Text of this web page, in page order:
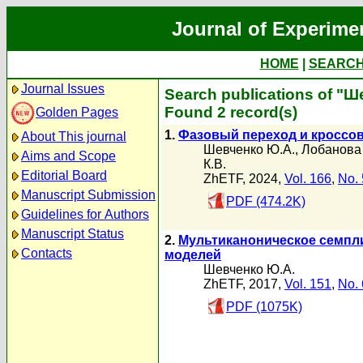
Journal of
HOME
Journal Issues
Golden Pages
About This journal
Aims and Scope
Editorial Board
Manuscript Submission
Guidelines for Authors
Manuscript Status
Contacts
Search publications of
Found 2 record(s)
1. Фазовый переход и
Шевченко Ю.А.,
К.В.
ZhETF, 2024, Vol. 166, No.
PDF (474.2K)
2. Мультиканоническое
моделей
Шевченко Ю.А.
ZhETF, 2017, Vol. 151, No.
PDF (1075K)